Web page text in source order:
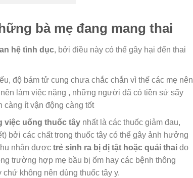
bà mẹ đang mang thai
hệ tình dục, bởi điều này có thế gây hại đến thai
độ bám tử cung chưa chắc chắn vì thế các mẹ nên
làm việc nặng , những người đã có tiền sử sẩy
ít vận động càng tốt
việc uống thuốc tâynhất là các thuốc giảm đau,
bởi các chất trong thuốc tây có thể gây ảnh hưởng
nhận đượctrẻ sinh ra bị dị tật hoặc quái thaido
trường hợp mẹ bầu bị ốm hay các bệnh thông
không nên dùng thuốc tây y.